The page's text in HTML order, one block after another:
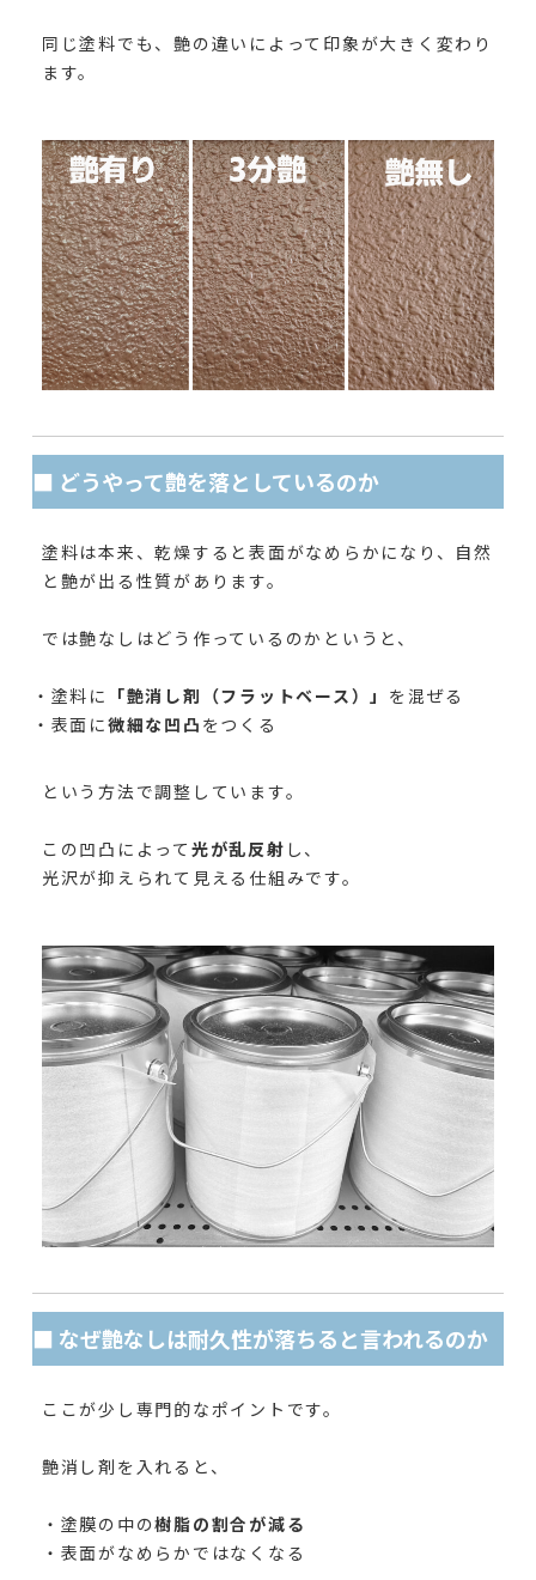
同じ塗料でも、艶の違いによって印象が大きく変わり
ます。
■ どうやって艶を落としているのか
塗料は本来、乾燥すると表面がなめらかになり、自然
と艶が出る性質があります。
では艶なしはどう作っているのかというと、
・塗料に 「艶消し剤（フラットベース）」 を混ぜる
・表面に微細な凹凸 をつくる
という方法で調整しています。
この凹凸によって 光が乱反射 し、
光沢が抑えられて見える仕組みです。
■ なぜ艶なしは耐久性が落ちると言われるのか
ここが少し専門的なポイントです。
艶消し剤を入れると、
・塗膜の中の樹脂の割合が減る
・表面がなめらかではなくなる